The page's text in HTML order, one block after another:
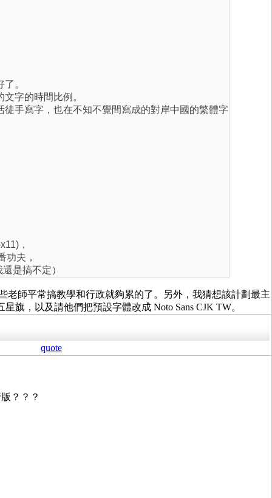
了。
字的時間比例。
手寫字，也在不知不覺間寫成的對岸中國的繁體字
，
功夫，
是搞不定）
老師平常搞教學和行政就夠累的了。另外，我猜想該計劃最主
旗，以及請他們把預設字體改成 Noto Sans CJK TW。
quote
？？？